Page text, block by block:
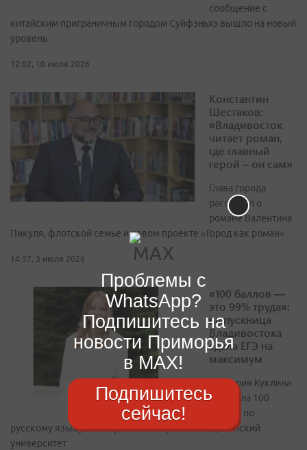
сообщение с
китайским приграничным городом Суйфэньхэ вышло на новый
уровень
12:02, 10 июля 2026
Константин
Шестаков:
«Владивосток
читает роман,
где главный
герой – он сам»
Глава города
рассказал о
романе Валентина
Пикуля, флотской семье и новом проекте «Город как роман»
14:37, 3 июля 2026
«100 баллов —
это 99% труда»:
выпускница
Владивостока
сдала ЕГЭ на
максимум
Виктория Куклина
получила 100
баллов по
русскому языку и собирается поступать в медицинский
университет
Проблемы с
WhatsApp?
Подпишитесь на
новости Приморья
в MAX!
Подпишитесь
сейчас!